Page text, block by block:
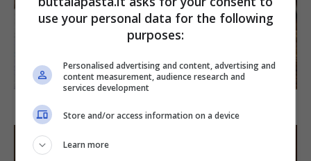
SECONDI PIATTI
use your personal data for the following
purposes:
Personalised advertising and content, advertising and
content measurement, audience research and
services development
Store and/or access information on a device
Learn more